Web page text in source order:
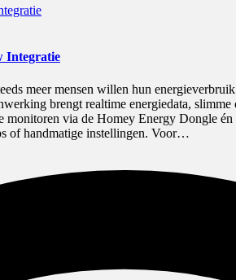
Integratie
meer mensen willen hun
brengt realtime energiedata,
via de Homey Energy Dongle
of handmatige instellingen. Voor…